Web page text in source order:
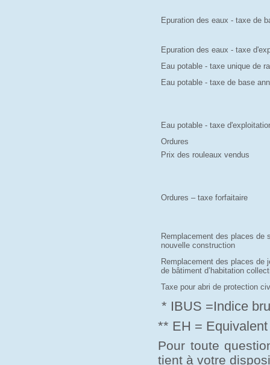
Epuration des eaux - taxe de
Epuration des eaux - taxe
Eau potable - taxe unique de
Eau potable - taxe de base
Eau potable - taxe
Ordures
Prix des rouleaux vendus
Ordures – taxe forfaitaire
Remplacement des places de
nouvelle construction
Remplacement des places de
de bâtiment d’habitation
Taxe pour abri de protection
* IBUS =Indice
** EH =
Pour toute
tient à votre